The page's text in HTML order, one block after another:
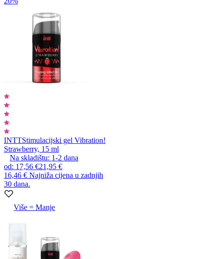
INTTStimulacijski gel Vibration!
Strawberry, 15 ml
Na skladištu: 1-2 dana
od: 17,56 €21,95 €
16,46 € Najniža cijena u zadnjih
30 dana.
Više = Manje